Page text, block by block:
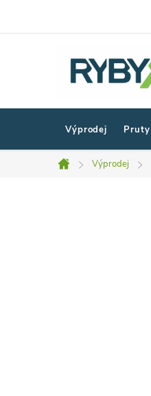
Výprodej Pruty
Domů
Výprodej